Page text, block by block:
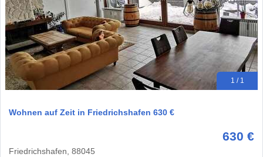
1 / 1
Wohnen auf Zeit in Friedrichshafen 630 €
630 €
Friedrichshafen, 88045